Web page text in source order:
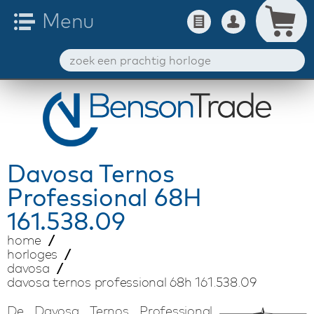
Davosa Ternos
Professional 68H
161.538.09
home
horloges
davosa
davosa ternos professional 68h 161.538.09